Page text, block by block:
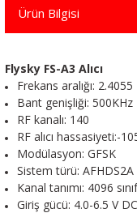
Ürün Bilgisi
Flysky FS-A3 Alıcı
Frekans aralığı:
Bant genişliği: 500KHz
RF kanalı: 140
RF alıcı hassasiyeti:-
Modülasyon: GFSK
Sistem türü: AFHDS2A
Kanal tanımı: 4096
Giriş gücü: 4.0-6.5 V DC